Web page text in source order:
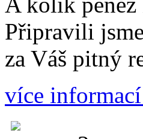
Připravili
za Váš pitný
více